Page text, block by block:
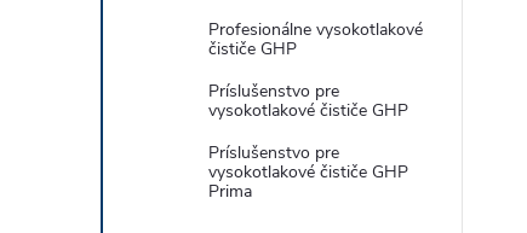
Profesionálne vysokotlakové
čističe GHP
Príslušenstvo pre
vysokotlakové čističe GHP
Príslušenstvo pre
vysokotlakové čističe GHP
Prima